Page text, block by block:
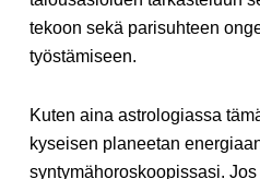
tekoon sekä parisuhteen
työstämiseen.
Kuten aina astrologiassa
kyseisen planeetan
syntymähoroskoopissasi.